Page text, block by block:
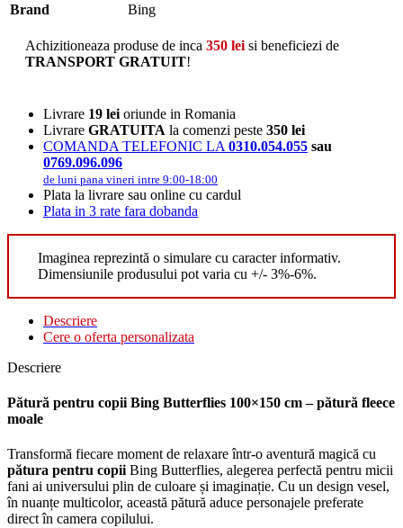
Brand Bing
Achizitioneaza produse de inca 350 lei si beneficiezi de
TRANSPORT GRATUIT!
Livrare 19 lei oriunde in Romania
Livrare GRATUITA la comenzi peste 350 lei
COMANDA TELEFONIC LA 0310.054.055 sau
0769.096.096
de luni pana vineri intre 9:00-18:00
Plata la livrare sau online cu cardul
Plata in 3 rate fara dobanda
Imaginea reprezintă o simulare cu caracter informativ.
Dimensiunile produsului pot varia cu +/- 3%-6%.
Descriere
Cere o oferta personalizata
Descriere
Pătură pentru copii Bing Butterflies 100×150 cm – pătură fleece
moale
Transformă fiecare moment de relaxare într-o aventură magică cu
pătura pentru copii Bing Butterflies, alegerea perfectă pentru micii
fani ai universului plin de culoare și imaginație. Cu un design vesel,
în nuanțe multicolor, această pătură aduce personajele preferate
direct în camera copilului.